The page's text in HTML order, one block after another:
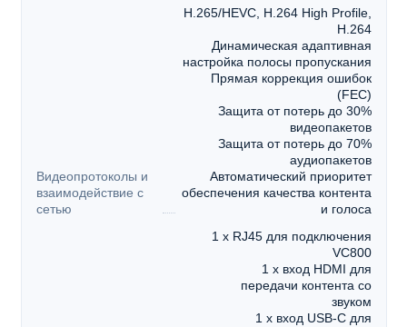
Видеопротоколы и
взаимодействие с
сетью
H.265/HEVC, H.264 High Profile,
H.264
Динамическая адаптивная
настройка полосы пропускания
Прямая коррекция ошибок
(FEC)
Защита от потерь до 30%
видеопакетов
Защита от потерь до 70%
аудиопакетов
Автоматический приоритет
обеспечения качества контента
и голоса
1 x RJ45 для подключения
VC800
1 x вход HDMI для
передачи контента со
звуком
1 x вход USB-C для